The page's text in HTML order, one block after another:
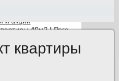
и акции
квартиры